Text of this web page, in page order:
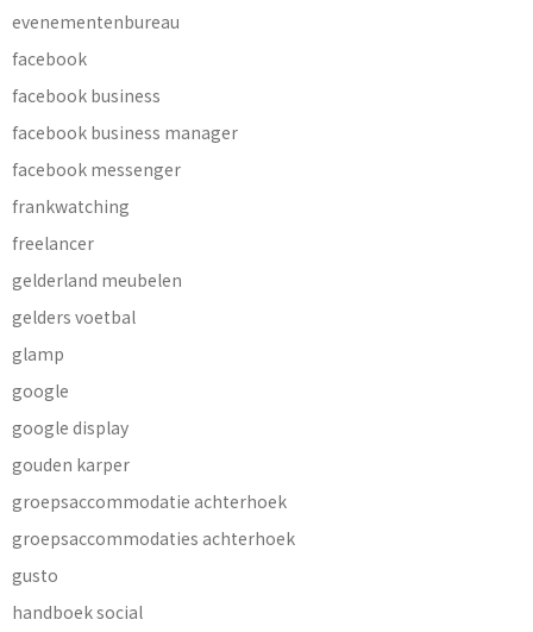
evenementenbureau
facebook
facebook business
facebook business manager
facebook messenger
frankwatching
freelancer
gelderland meubelen
gelders voetbal
glamp
google
google display
gouden karper
groepsaccommodatie achterhoek
groepsaccommodaties achterhoek
gusto
handboek social